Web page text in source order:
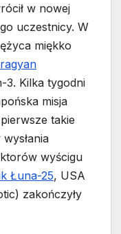
w nowej
uczestnicy. W
miękko
3. Kilka tygodni
misja
takie
wyścigu
Łuna-25, USA
zakończyły